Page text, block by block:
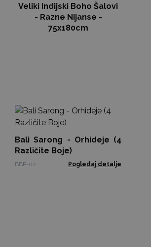
Veliki Indijski Boho Šalovi
- Razne Nijanse -
75x180cm
Bali Sarong - Orhideje (4
Različite Boje)
BBP-02 Pogledaj detalje